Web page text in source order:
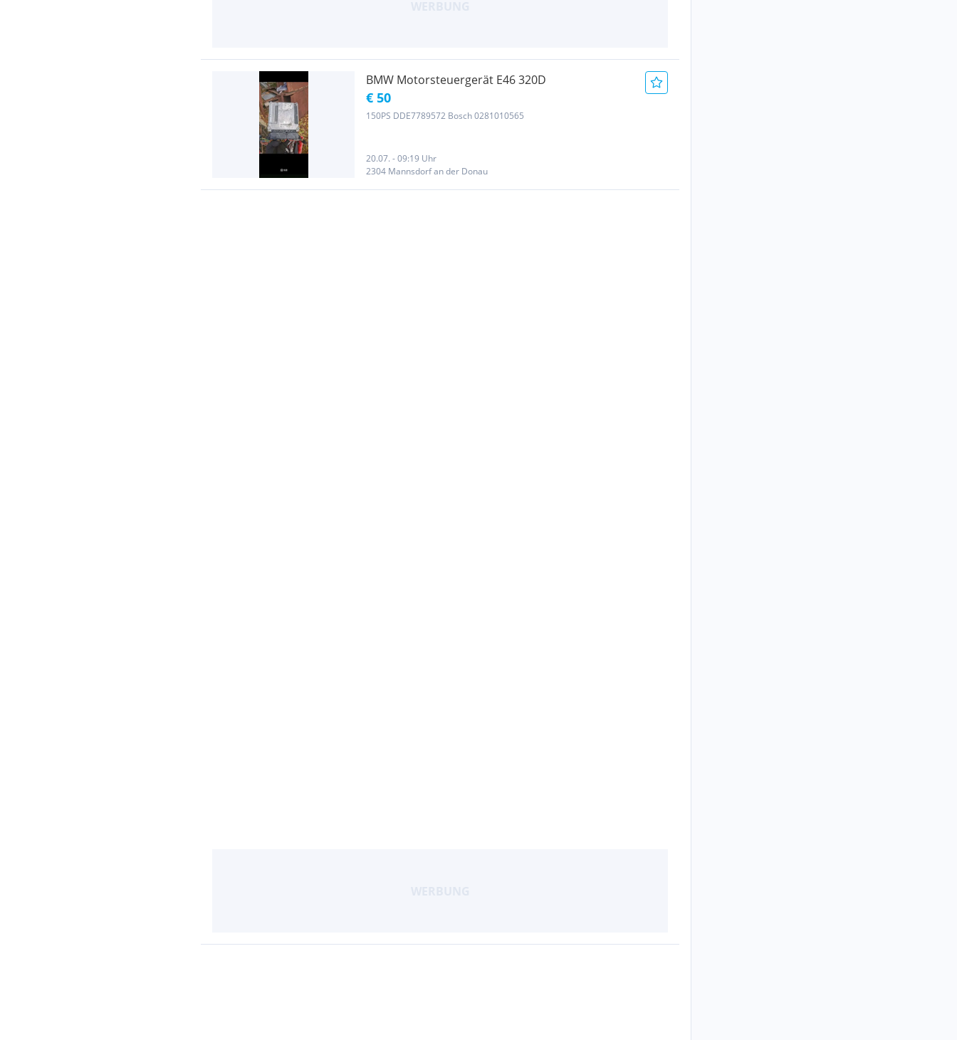
BMW Motorsteuergerät E46 320D
€ 50
150PS DDE7789572 Bosch 0281010565
20.07. - 09:19 Uhr
2304 Mannsdorf an der Donau